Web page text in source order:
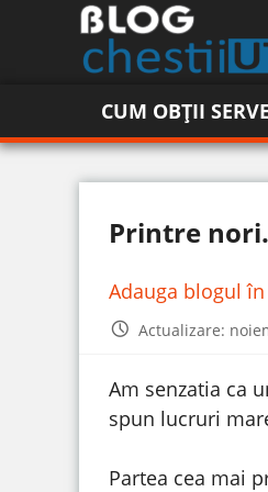
CUM OBȚII
Printre
Adauga blogul
Actualizare:
Am senzatia ca
spun lucruri
Partea cea mai